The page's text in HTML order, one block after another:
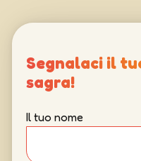
Segnalaci il
sagra!
Il tuo nome